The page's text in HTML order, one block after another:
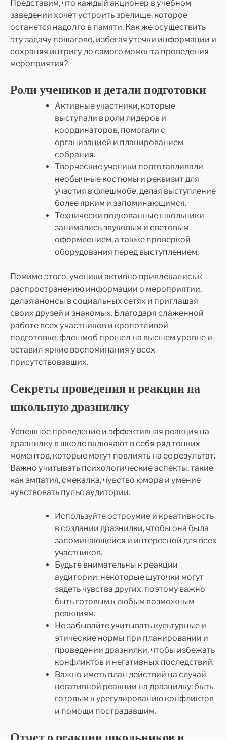
Представим, что каждый акционер в учебном
заведении хочет устроить зрелище, которое
останется надолго в памяти. Как же осуществить
эту задачу пошагово, избегая утечки информации и
сохраняя интригу до самого момента проведения
мероприятия?
Роли учеников и детали подготовки
Активные участники, которые
выступали в роли лидеров и
координаторов, помогали с
организацией и планированием
собрания.
Творческие ученики подготавливали
необычные костюмы и реквизит для
участия в флешмобе, делая выступление
более ярким и запоминающимся.
Технически подкованные школьники
занимались звуковым и световым
оформлением, а также проверкой
оборудования перед выступлением.
Помимо этого, ученики активно привлекались к
распространению информации о мероприятии,
делая анонсы в социальных сетях и приглашая
своих друзей и знакомых. Благодаря слаженной
работе всех участников и кропотливой
подготовке, флешмоб прошел на высшем уровне и
оставил яркие воспоминания у всех
присутствовавших.
Секреты проведения и реакции на
школьную дразнилку
Успешное проведение и эффективная реакция на
дразнилку в школе включают в себя ряд тонких
моментов, которые могут повлиять на ее результат.
Важно учитывать психологические аспекты, такие
как эмпатия, смекалка, чувство юмора и умение
чувствовать пульс аудитории.
Используйте остроумие и креативность
в создании дразнилки, чтобы она была
запоминающейся и интересной для всех
участников.
Будьте внимательны к реакции
аудитории: некоторые шуточки могут
задеть чувства других, поэтому важно
быть готовым к любым возможным
реакциям.
Не забывайте учитывать культурные и
этические нормы при планировании и
проведении дразнилки, чтобы избежать
конфликтов и негативных последствий.
Важно иметь план действий на случай
негативной реакции на дразнилку: быть
готовым к урегулированию конфликтов
и помощи пострадавшим.